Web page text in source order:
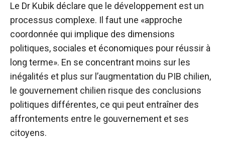
Le Dr Kubik déclare que le développement est un
processus complexe. Il faut une «approche
coordonnée qui implique des dimensions
politiques, sociales et économiques pour réussir à
long terme». En se concentrant moins sur les
inégalités et plus sur l’augmentation du PIB chilien,
le gouvernement chilien risque des conclusions
politiques différentes, ce qui peut entraîner des
affrontements entre le gouvernement et ses
citoyens.